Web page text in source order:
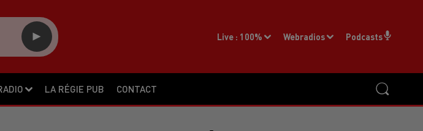
LA RÉGIE PUB CONTACT
Live : 100% Webradios Podcasts